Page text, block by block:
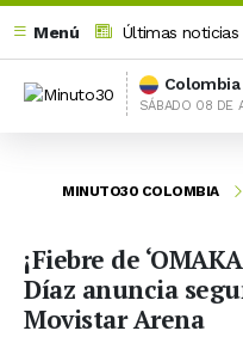
Menú
Últimas noticias
Colombia
SÁBADO 08 DE
MINUTO30 COLOMBIA
¡Fiebre de
Díaz anuncia
Movistar Arena